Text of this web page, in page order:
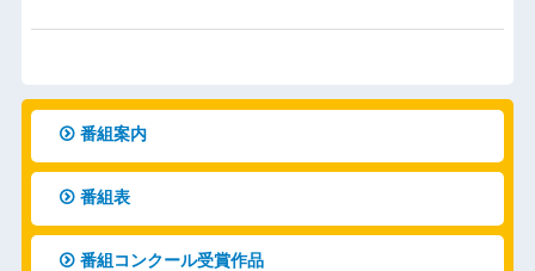
番組案内
番組表
番組コンクール受賞作品